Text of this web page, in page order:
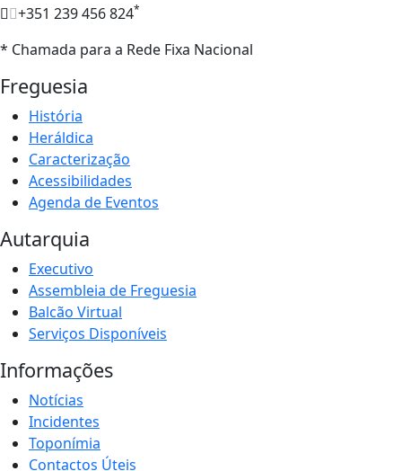
+351 239 456 824*
* Chamada para a Rede Fixa Nacional
Freguesia
História
Heráldica
Caracterização
Acessibilidades
Agenda de Eventos
Autarquia
Executivo
Assembleia de Freguesia
Balcão Virtual
Serviços Disponíveis
Informações
Notícias
Incidentes
Toponímia
Contactos Úteis